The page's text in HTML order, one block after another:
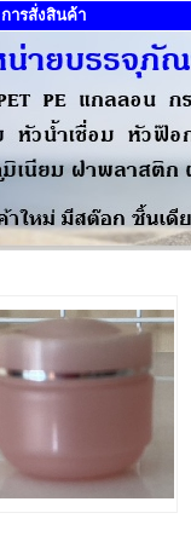
การสั่งสินค้า